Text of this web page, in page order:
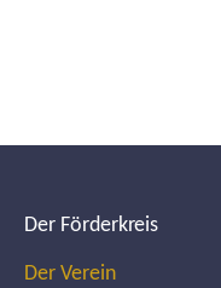
Der Förderkreis
Der Verein